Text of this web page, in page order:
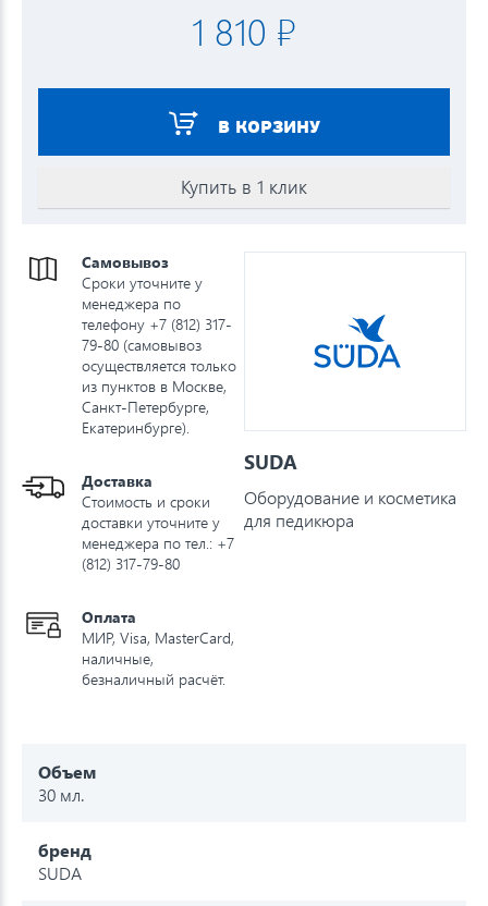
1 810 ₽
В КОРЗИНУ
Купить в 1 клик
Самовывоз
Сроки уточните у
менеджера по
телефону +7 (812) 317-
79-80 (самовывоз
осуществляется только
из пунктов в Москве,
Санкт-Петербурге,
Екатеринбурге).
Доставка
Стоимость и сроки
доставки уточните у
менеджера по тел.: +7
(812) 317-79-80
Оплата
МИР, Visa, MasterCard,
наличные,
безналичный расчёт.
SUDA
Оборудование и косметика
для педикюра
Объем
30 мл.
бренд
SUDA